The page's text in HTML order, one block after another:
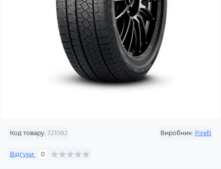
Код товару: 321082 Виробник: Pirelli
Відгуки: 0